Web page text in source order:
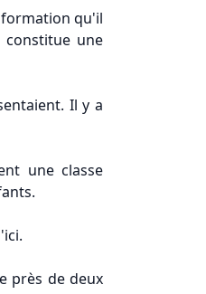
qu'il
une
Il y a
une classe
près de deux